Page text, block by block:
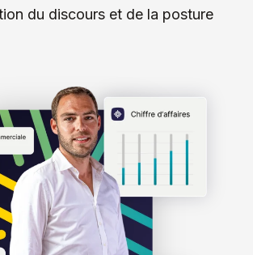
du discours et de la posture